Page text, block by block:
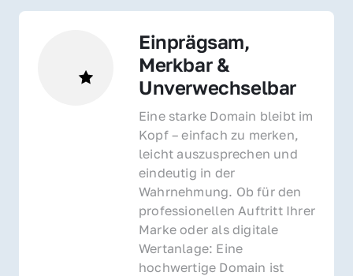
Einprägsam,
Merkbar &
Unverwechselbar
Eine starke Domain bleibt im
Kopf – einfach zu merken,
leicht auszusprechen und
eindeutig in der
Wahrnehmung. Ob für den
professionellen Auftritt Ihrer
Marke oder als digitale
Wertanlage: Eine
hochwertige Domain ist